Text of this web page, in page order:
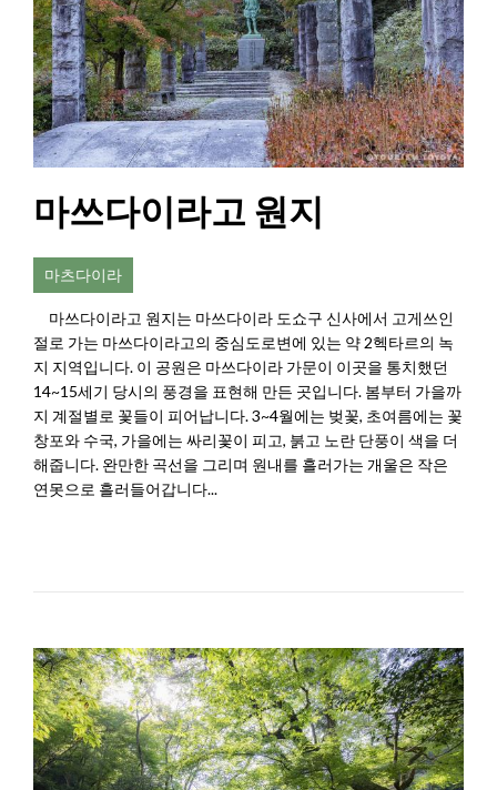
마쓰다이라고 원지
마츠다이라
마쓰다이라고 원지는 마쓰다이라 도쇼구 신사에서 고게쓰인
절로 가는 마쓰다이라고의 중심도로변에 있는 약 2헥타르의 녹
지 지역입니다. 이 공원은 마쓰다이라 가문이 이곳을 통치했던
14~15세기 당시의 풍경을 표현해 만든 곳입니다. 봄부터 가을까
지 계절별로 꽃들이 피어납니다. 3~4월에는 벚꽃, 초여름에는 꽃
창포와 수국, 가을에는 싸리꽃이 피고, 붉고 노란 단풍이 색을 더
해줍니다. 완만한 곡선을 그리며 원내를 흘러가는 개울은 작은
연못으로 흘러들어갑니다...